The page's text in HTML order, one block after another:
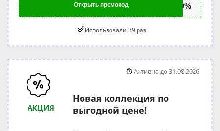
Открыть промокод k10%
Использовали 39 раз
АКЦИЯ
Новая коллекция по
выгодной цене!
Активна до 31.08.2026